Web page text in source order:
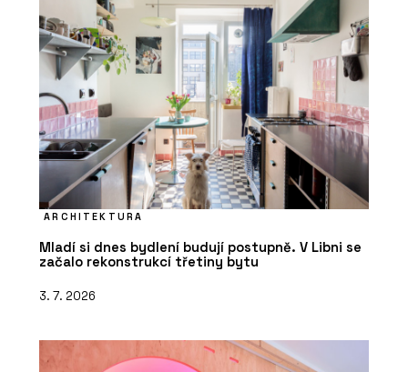
ARCHITEKTURA
Mladí si dnes bydlení budují postupně. V Libni se
začalo rekonstrukcí třetiny bytu
3. 7. 2026